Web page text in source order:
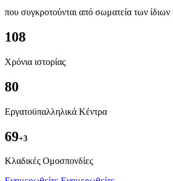
που συγκροτούνται από σωματεία των
108
Χρόνια ιστορίας
80
Εργατοϋπαλληλικά Κέντρα
69+3
Kλαδικές Ομοσπονδίες